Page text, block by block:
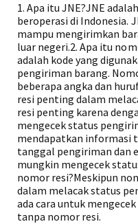
1. Apa itu JNE?JNE
beroperasi di Indonesia.
mampu mengirimkan
luar negeri.2. Apa itu
adalah kode yang
pengiriman barang.
beberapa angka dan
resi penting dalam
resi penting karena
mengecek status
mendapatkan informasi
tanggal pengiriman dan
mungkin mengecek
nomor resi?Meskipun
dalam melacak status
ada cara untuk
tanpa nomor resi.